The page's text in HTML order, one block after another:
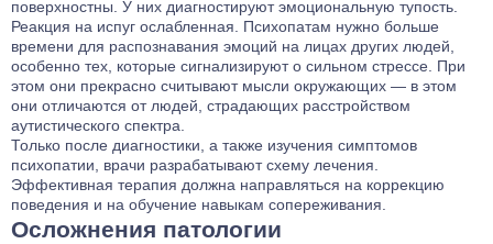
поверхностны. У них диагностируют эмоциональную тупость.
Реакция на испуг ослабленная. Психопатам нужно больше
времени для распознавания эмоций на лицах других людей,
особенно тех, которые сигнализируют о сильном стрессе. При
этом они прекрасно считывают мысли окружающих — в этом
они отличаются от людей, страдающих расстройством
аутистического спектра.
Только после диагностики, а также изучения симптомов
психопатии, врачи разрабатывают схему лечения.
Эффективная терапия должна направляться на коррекцию
поведения и на обучение навыкам сопереживания.
Осложнения патологии